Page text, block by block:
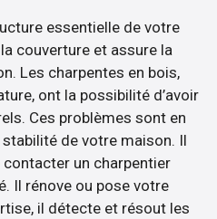
essentielle de votre
couverture et assure la
Les charpentes en bois,
ont la possibilité d’avoir
Ces problèmes sont en
de votre maison. Il
un charpentier
Il rénove ou pose votre
il détecte et résout les